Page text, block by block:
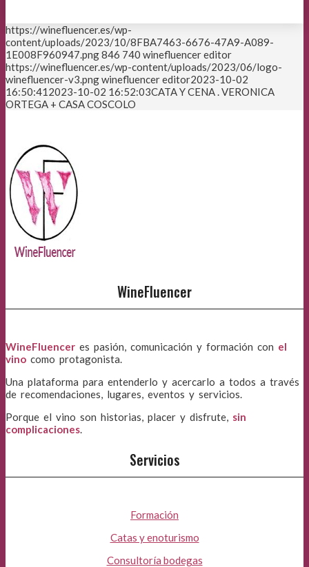
https://winefluencer.es/wp-
content/uploads/2023/10/8FBA7463-6676-47A9-A089-
1E008F960947.png846 740 winefluencer editor
https://winefluencer.es/wp-content/uploads/2023/06/logo-
winefluencer-v3.pngwinefluencer editor2023-10-02
16:50:412023-10-02 16:52:03CATA Y CENA . VERONICA
ORTEGA + CASA COSCOLO
WineFluencer
WineFluencer es pasión, comunicación y formación con el
vino como protagonista.
Una plataforma para entenderlo y acercarlo a todos a través
de recomendaciones, lugares, eventos y servicios.
Porque el vino son historias, placer y disfrute, sin
complicaciones.
Servicios
Formación
Catas y enoturismo
Consultoría bodegas